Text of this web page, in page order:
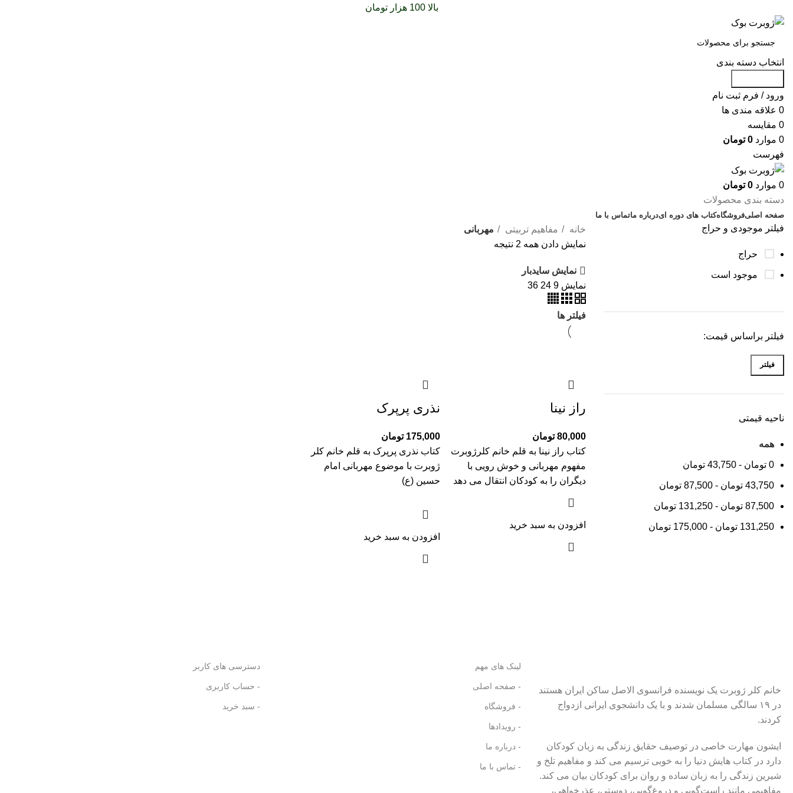
بالا 100 هزار تومان
انتخاب دسته بندی
ورود / فرم ثبت نام
0 علاقه مندی ها
0 مقایسه
0 موارد 0 تومان
فهرست
0 موارد 0 تومان
دسته بندی محصولات
صفحه اصلیفروشگاهکتاب های دوره ایدرباره ماتماس با ما
فیلتر موجودی و حراج
حراج
موجود است
فیلتر براساس قیمت:
فیلتر
ناحیه قیمتی
همه
0 تومان -
43,750 تومان
43,750 تومان -
87,500 تومان
87,500 تومان -
131,250 تومان
131,250 تومان -
175,000 تومان
خانه مفاهیم تربیتی
مهربانی
نمایش دادن همه 2 نتیجه
نمایش سایدبار
نمایش 9
24
36
فیلتر ها
راز نینا
80,000 تومان
کتاب راز نینا به قلم خانم کلرژوبرت
مفهوم مهربانی و خوش رویی با
دیگران را به کودکان انتقال می دهد
افزودن به سبد خرید
نذری پرپرک
175,000 تومان
کتاب نذری پرپرک به قلم خانم کلر
ژوبرت با موضوع مهربانی امام
حسین (ع)
افزودن به سبد خرید
خانم کلر ژوبرت یک نویسنده فرانسوی الاصل ساکن ایران هستند
در ۱۹ سالگی مسلمان شدند و با یک دانشجوی ایرانی ازدواج
کردند.
ایشون مهارت خاصی در توصیف حقایق زندگی به زبان کودکان
دارد در کتاب هایش دنیا را به خوبی ترسیم می کند و مفاهیم تلخ و
شیرین زندگی را به زبان ساده و روان برای کودکان بیان می کند.
مفاهیمی مانند راست‌گویی و دروغ‌گویی، دوستی، عذرخواهی،
لینک های مهم
- صفحه اصلی
- فروشگاه
- رویدادها
- درباره ما
- تماس با ما
دسترسی های کاربر
- حساب کاربری
- سبد خرید